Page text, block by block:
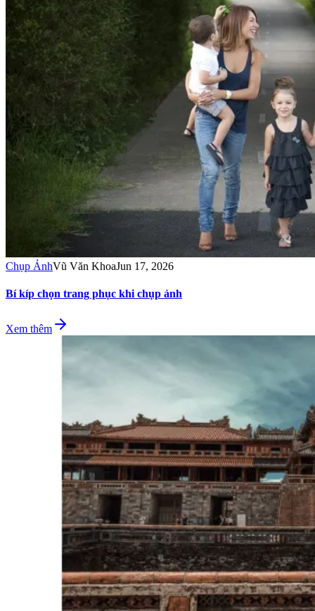
Chụp ẢnhVũ Văn KhoaJun 17, 2026
Bí kíp chọn trang phục khi chụp ảnh
Xem thêm